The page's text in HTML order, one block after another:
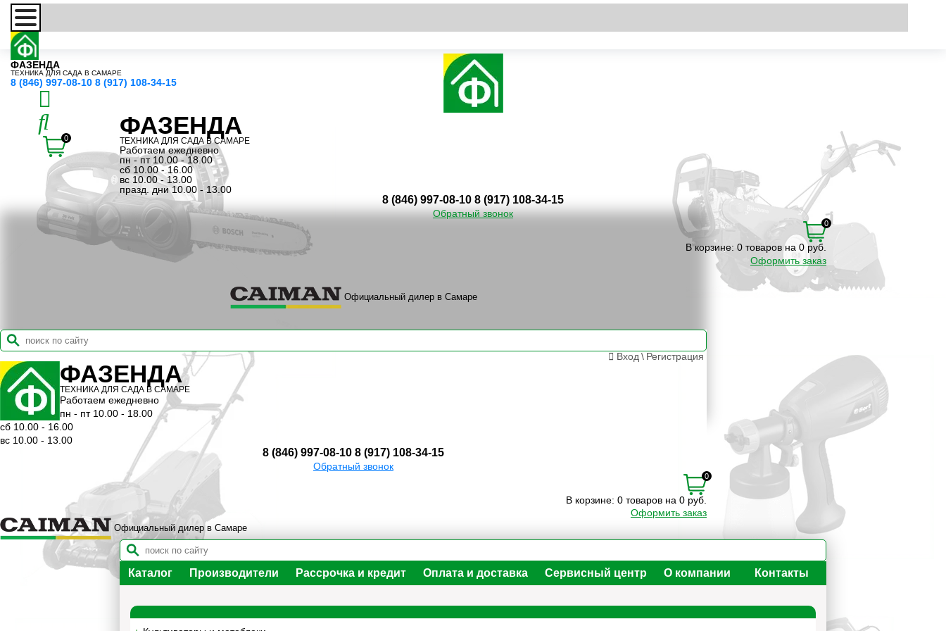
ФАЗЕНДА
ТЕХНИКА ДЛЯ САДА В САМАРЕ
8 (846) 997-08-10 8 (917) 108-34-15
0 ФАЗЕНДА
ТЕХНИКА ДЛЯ САДА В САМАРЕ
Работаем ежедневно
пн - пт 10.00 - 18.00
сб 10.00 - 16.00
вс 10.00 - 13.00
празд. дни 10.00 - 13.00
8 (846) 997-08-10 8 (917) 108-34-15
Обратный звонок
0
В корзине: 0 товаров на 0 руб.
Оформить заказ
Официальный дилер в Самаре
Вход \ Регистрация
ФАЗЕНДА
ТЕХНИКА ДЛЯ САДА В САМАРЕ
Работаем ежедневно
пн - пт 10.00 - 18.00
сб 10.00 - 16.00
вс 10.00 - 13.00
8 (846) 997-08-10 8 (917) 108-34-15
Обратный звонок
0
В корзине: 0 товаров на 0 руб.
Оформить заказ
Официальный дилер в Самаре
Каталог Производители Рассрочка и кредит Оплата и доставка Сервисный центр О компании Контакты